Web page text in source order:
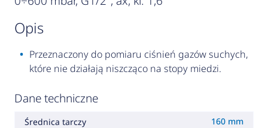
opis
Przeznaczony do pomiaru ciśnień gazów suchych,
które nie działają niszcząco na stopy miedzi.
Dane techniczne
Średnica tarczy
160 mm